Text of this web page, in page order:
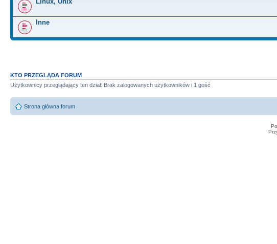
Inne
KTO PRZEGLĄDA FORUM
Użytkownicy przeglądający ten dział: Brak zalogowanych użytkowników i 1 gość
Strona główna forum